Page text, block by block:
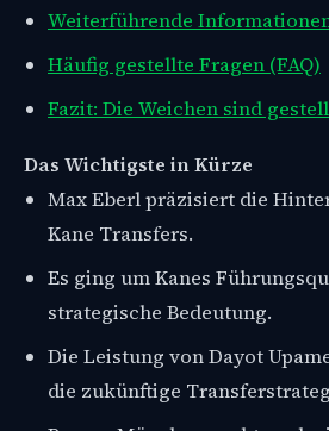
Weiterführende
Häufig gestellte Fragen (FAQ)
Fazit: Die Weichen sind
Das Wichtigste in Kürze
Max Eberl präzisiert die
Kane Transfers.
Es ging um Kanes
strategische Bedeutung.
Die Leistung von Dayot
die zukünftige